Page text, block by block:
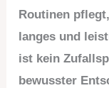
Routinen
langes und
ist kein
bewusster